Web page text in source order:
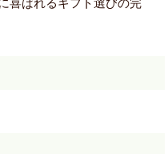
喜ばれるギフト選びの完